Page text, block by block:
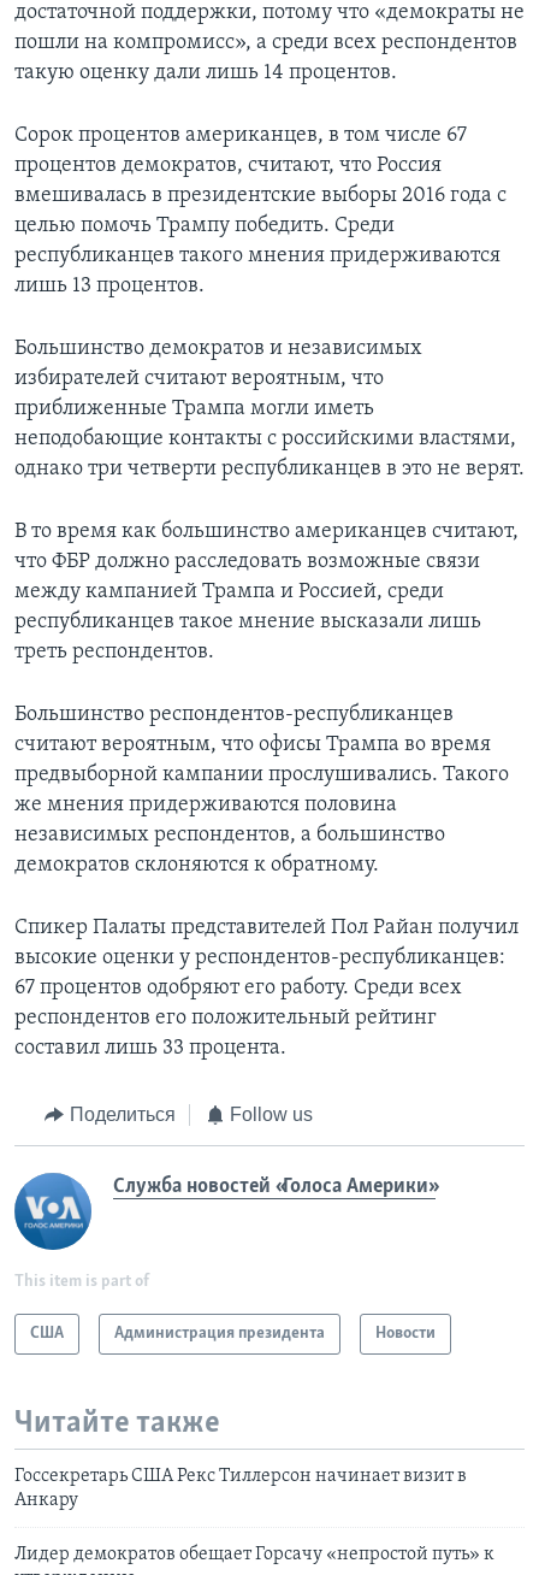
достаточной поддержки, потому что «демократы не
пошли на компромисс», а среди всех респондентов
такую оценку дали лишь 14 процентов.
Сорок процентов американцев, в том числе 67
процентов демократов, считают, что Россия
вмешивалась в президентские выборы 2016 года с
целью помочь Трампу победить. Среди
республиканцев такого мнения придерживаются
лишь 13 процентов.
Большинство демократов и независимых
избирателей считают вероятным, что
приближенные Трампа могли иметь
неподобающие контакты с российскими властями,
однако три четверти республиканцев в это не верят.
В то время как большинство американцев считают,
что ФБР должно расследовать возможные связи
между кампанией Трампа и Россией, среди
республиканцев такое мнение высказали лишь
треть респондентов.
Большинство респондентов-республиканцев
считают вероятным, что офисы Трампа во время
предвыборной кампании прослушивались. Такого
же мнения придерживаются половина
независимых респондентов, а большинство
демократов склоняются к обратному.
Спикер Палаты представителей Пол Райан получил
высокие оценки у респондентов-республиканцев:
67 процентов одобряют его работу. Среди всех
респондентов его положительный рейтинг
составил лишь 33 процента.
Поделиться Follow us
Служба новостей «Голоса Америки»
This item is part of
США Администрация президента Новости
Читайте также
Госсекретарь США Рекс Тиллерсон начинает визит в
Анкару
Лидер демократов обещает Горсачу «непростой путь» к